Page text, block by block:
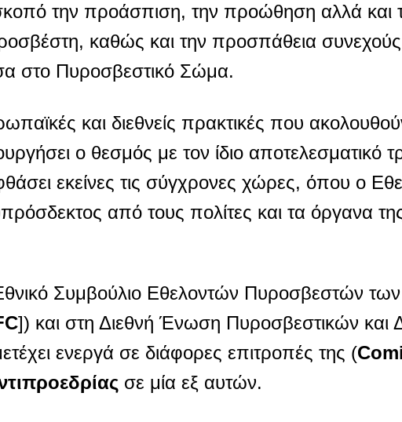
την προάσπιση, την προώθηση αλλά και
καθώς και την προσπάθεια
στο Πυροσβεστικό Σώμα.
και διεθνείς πρακτικές που
ο θεσμός με τον ίδιο
εκείνες τις σύγχρονες χώρες, όπου ο
από τους πολίτες και τα όργανα
Συμβούλιο Εθελοντών Πυροσβεστών
]) και στη Διεθνή Ένωση Πυροσβεστικών και
ενεργά σε διάφορες επιτροπές της (
σε μία εξ αυτών.